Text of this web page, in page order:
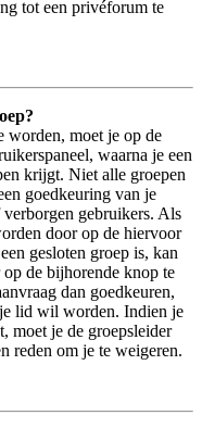
tot een privéforum te
worden, moet je op de
waarna je een
krijgt. Niet alle groepen
goedkeuring van je
verborgen gebruikers. Als
door op de hiervoor
gesloten groep is, kan
de bijhorende knop te
dan goedkeuren,
lid wil worden. Indien je
moet je de groepsleider
reden om je te weigeren.